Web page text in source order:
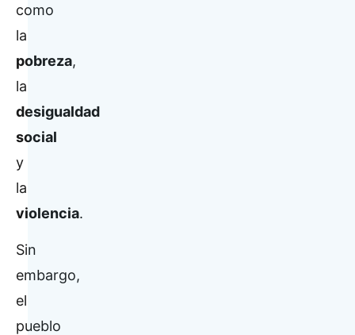
como
la
pobreza,
la
desigualdad
social
y
la
violencia.
Sin
embargo,
el
pueblo